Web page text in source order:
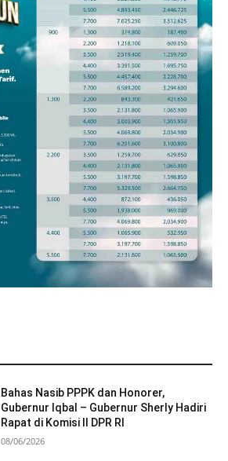
Bahas Nasib PPPK dan Honorer,
Gubernur Iqbal – Gubernur Sherly Hadiri
Rapat di Komisi II DPR RI
08/06/2026